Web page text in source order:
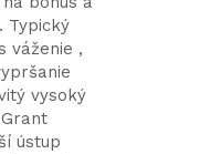
Typický
váženie ,
vysoký
ústup